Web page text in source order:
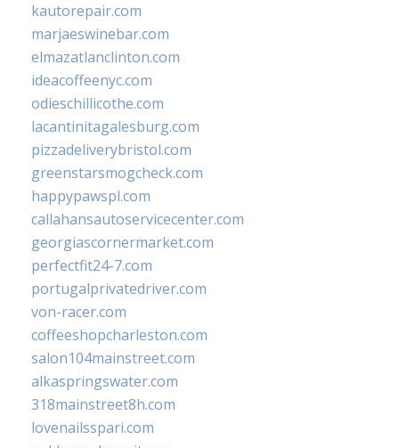
kautorepair.com
marjaeswinebar.com
elmazatlanclinton.com
ideacoffeenyc.com
odieschillicothe.com
lacantinitagalesburg.com
pizzadeliverybristol.com
greenstarsmogcheck.com
happypawspl.com
callahansautoservicecenter.com
georgiascornermarket.com
perfectfit24-7.com
portugalprivatedriver.com
von-racer.com
coffeeshopcharleston.com
salon104mainstreet.com
alkaspringswater.com
318mainstreet8h.com
lovenailsspari.com